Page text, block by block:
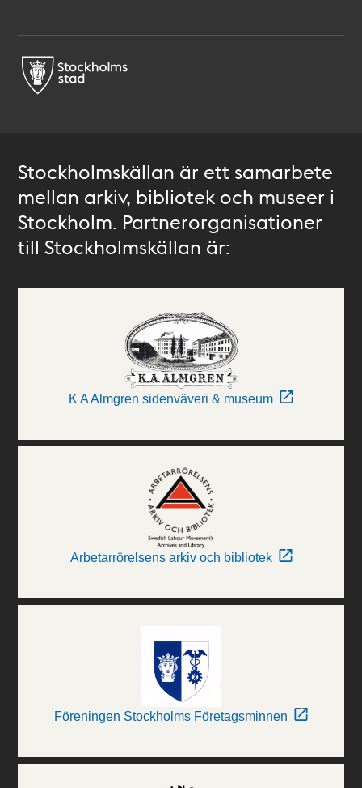
Stockholmskällan är ett samarbete
mellan arkiv, bibliotek och museer i
Stockholm. Partnerorganisationer
till Stockholmskällan är:
K A Almgren sidenväveri & museum
Arbetarrörelsens arkiv och bibliotek
Föreningen Stockholms Företagsminnen